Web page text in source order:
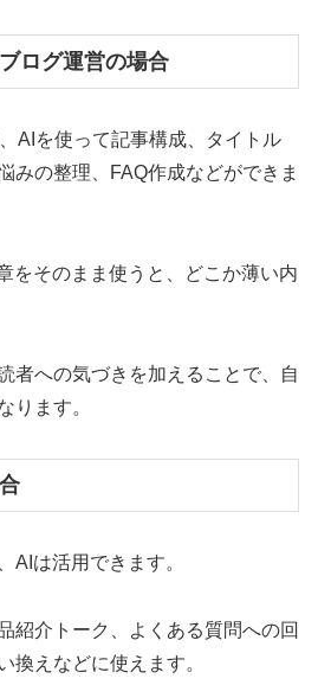
ログ運営の場合
AIを使って記事構成、タイトル
みの整理、FAQ作成などができま
をそのまま使うと、どこか薄い内
者への気づきを加えることで、自
ります。
AIは活用できます。
紹介トーク、よくある質問への回
換えなどに使えます。